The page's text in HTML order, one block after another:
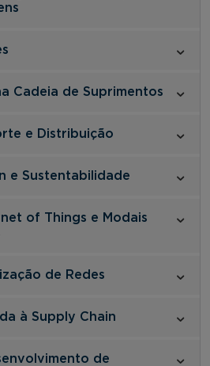
Cadeia de Suprimentos
e Distribuição
e Sustentabilidade
of Things e Modais
de Redes
à Supply Chain
de